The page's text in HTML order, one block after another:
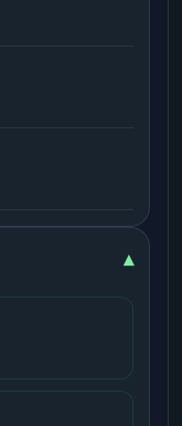
▾